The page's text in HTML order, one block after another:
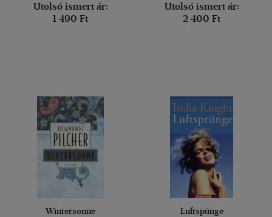
Utolsó ismert ár:
1 490 Ft
Utolsó ismert ár:
2 400 Ft
Wintersonne Luftspünge